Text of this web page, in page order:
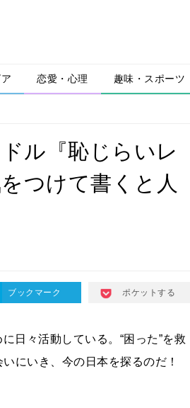
恋愛・心理 趣味・スポーツ
ル『恥じらいレ
つけて書くと人
ブックマーク ポケットする
日々活動している。“困った”を救
にいき、今の日本を探るのだ！